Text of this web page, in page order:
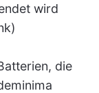
wird
die